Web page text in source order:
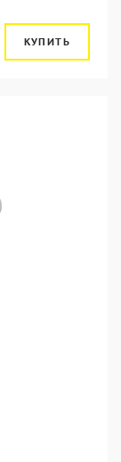
КУПИТЬ